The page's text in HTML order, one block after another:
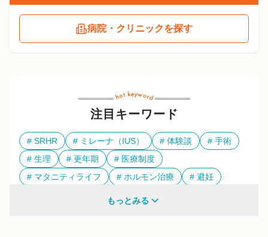
病院・クリニックを探す
注目キーワード
SRHR ミレーナ（IUS） 体験談
手術
生理
更年期
医療制度
マタニティライフ
ホルモン治療
避妊
もっとみる